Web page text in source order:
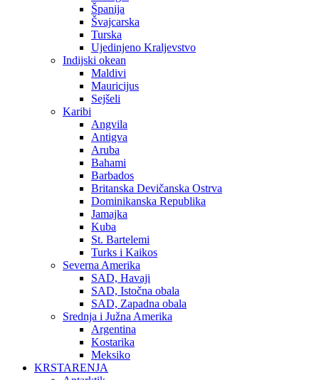
Španija
Švajcarska
Turska
Ujedinjeno Kraljevstvo
Indijski okean
Maldivi
Mauricijus
Sejšeli
Karibi
Angvila
Antigva
Aruba
Bahami
Barbados
Britanska Devičanska Ostrva
Dominikanska Republika
Jamajka
Kuba
St. Bartelemi
Turks i Kaikos
Severna Amerika
SAD, Havaji
SAD, Istočna obala
SAD, Zapadna obala
Srednja i Južna Amerika
Argentina
Kostarika
Meksiko
KRSTARENJA